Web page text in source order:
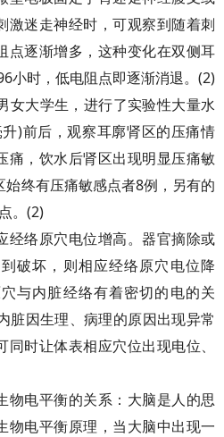
激迷走神经时，可观察到随着刺
点逐渐增多，这种变化在双侧耳
小时，低电阻点即逐渐消退。(2)
大学生，进行了实验性大量水
)前后，观察耳廓肾区的压痛情
痛，饮水后肾区出现明显压痛敏
终有压痛敏感点者8例，另有的
。(2)
络原穴电位增高。器官摘除或
破坏，则相应经络原穴电位降
与内脏经络有着密切的电的关
脏因生理、病理的原因出现异常
时让体表相应穴位出现电位、
电平衡的关系：大脑是人的思
物电平衡原理，当大脑中出现一